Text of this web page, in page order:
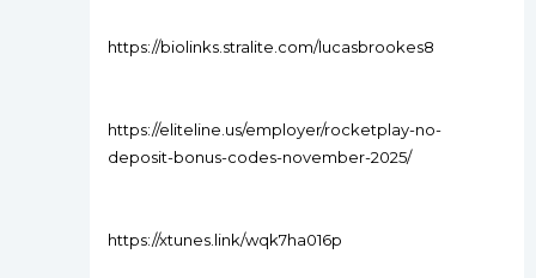
https://biolinks.stralite.com/lucasbrookes8
https://eliteline.us/employer/rocketplay-no-
deposit-bonus-codes-november-2025/
https://xtunes.link/wqk7ha016p